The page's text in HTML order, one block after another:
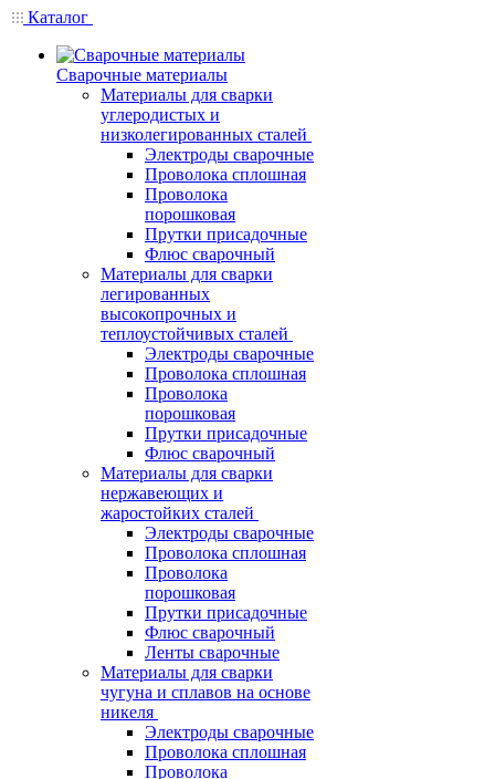
Каталог
Сварочные материалы
Материалы для сварки
углеродистых и
низколегированных сталей
Электроды сварочные
Проволока сплошная
Проволока
порошковая
Прутки присадочные
Флюс сварочный
Материалы для сварки
легированных
высокопрочных и
теплоустойчивых сталей
Электроды сварочные
Проволока сплошная
Проволока
порошковая
Прутки присадочные
Флюс сварочный
Материалы для сварки
нержавеющих и
жаростойких сталей
Электроды сварочные
Проволока сплошная
Проволока
порошковая
Прутки присадочные
Флюс сварочный
Ленты сварочные
Материалы для сварки
чугуна и сплавов на основе
никеля
Электроды сварочные
Проволока сплошная
Проволока